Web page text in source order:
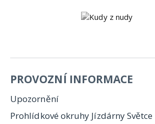
PROVOZNÍ INFORMACE
Upozornění
Prohlídkové okruhy Jízdárny